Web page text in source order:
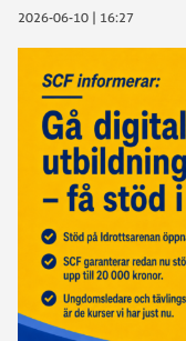
2026-06-10 | 16:27